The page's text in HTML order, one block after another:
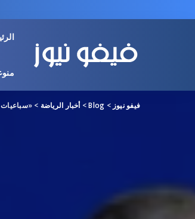
فيفو نيوز >
Blog
>أخبار الرياضة >